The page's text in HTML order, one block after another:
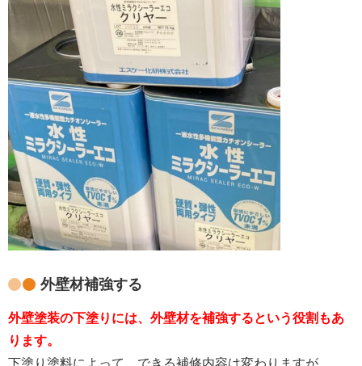
外壁材補強する
外壁塗装の下塗りには、外壁材を補強するという役割もあ
ります。